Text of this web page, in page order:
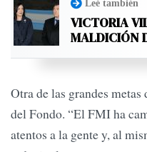
Leé también
VICTORIA
MALDICIÓN
Otra de las grandes
del Fondo. “El FMI ha
atentos a la gente y, al